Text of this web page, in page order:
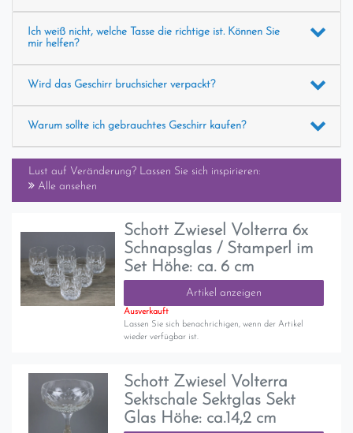
Ich weiß nicht, welche Tasse die richtige ist. Können Sie
mir helfen?
Wird das Geschirr bruchsicher verpackt?
Warum sollte ich gebrauchtes Geschirr kaufen?
Lust auf Veränderung? Lassen Sie sich inspirieren:
Alle ansehen
Schott Zwiesel Volterra 6x
Schnapsglas / Stamperl im
Set Höhe: ca. 6 cm
Artikel anzeigen
Ausverkauft
Lassen Sie sich benachrichigen, wenn der Artikel
wieder verfügbar ist.
Schott Zwiesel Volterra
Sektschale Sektglas Sekt
Glas Höhe: ca.14,2 cm